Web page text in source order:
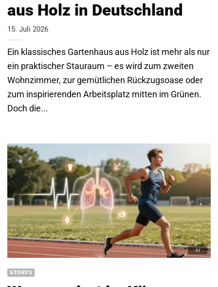
aus Holz in Deutschland
15. Juli 2026
Ein klassisches Gartenhaus aus Holz ist mehr als nur
ein praktischer Stauraum – es wird zum zweiten
Wohnzimmer, zur gemütlichen Rückzugsoase oder
zum inspirierenden Arbeitsplatz mitten im Grünen.
Doch die...
STORYS